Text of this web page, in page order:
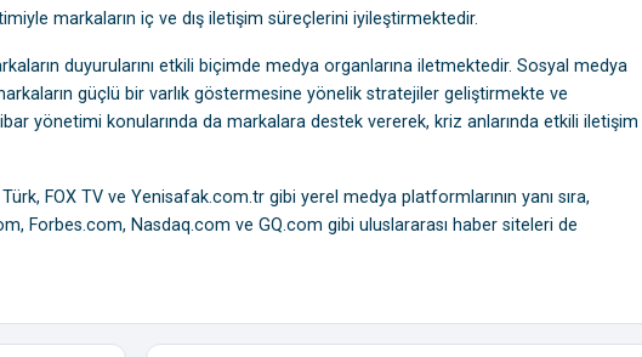
markaların iç ve dış iletişim süreçlerini iyileştirmektedir.
duyurularını etkili biçimde medya organlarına iletmektedir. Sosyal medya
güçlü bir varlık göstermesine yönelik stratejiler geliştirmekte ve
yönetimi konularında da markalara destek vererek, kriz anlarında etkili iletişim
FOX TV ve Yenisafak.com.tr gibi yerel medya platformlarının yanı sıra,
Forbes.com, Nasdaq.com ve GQ.com gibi uluslararası haber siteleri de